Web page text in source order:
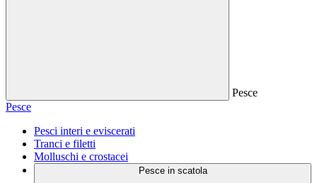
Pesce
Pesce
Pesci interi e eviscerati
Tranci e filetti
Molluschi e crostacei
Pesce in scatola